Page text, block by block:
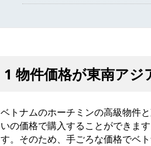
1 物件価格が東南アジ
ベトナムのホーチミンの高級物件
いの価格で購入することができま
す。そのため、手ごろな価格でベ